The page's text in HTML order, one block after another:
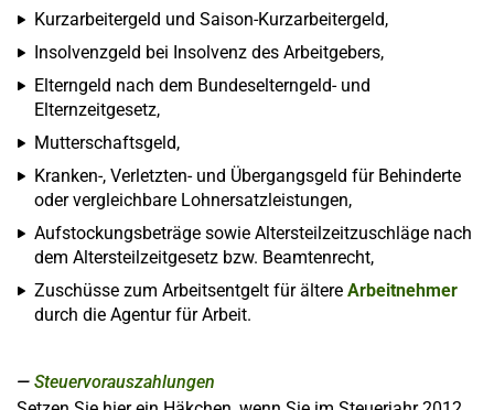
Kurzarbeitergeld und Saison-Kurzarbeitergeld,
Insolvenzgeld bei Insolvenz des Arbeitgebers,
Elterngeld nach dem Bundeselterngeld- und
Elternzeitgesetz,
Mutterschaftsgeld,
Kranken-, Verletzten- und Übergangsgeld für Behinderte
oder vergleichbare Lohnersatzleistungen,
Aufstockungsbeträge sowie Altersteilzeitzuschläge nach
dem Altersteilzeitgesetz bzw. Beamtenrecht,
Zuschüsse zum Arbeitsentgelt für ältere Arbeitnehmer
durch die Agentur für Arbeit.
Steuervorauszahlungen